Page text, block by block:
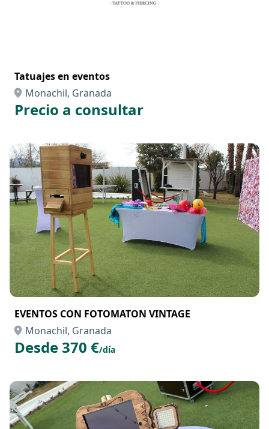
Tatuajes en eventos
Monachil, Granada
Precio a consultar
EVENTOS CON FOTOMATON VINTAGE
Monachil, Granada
Desde 370 €/día